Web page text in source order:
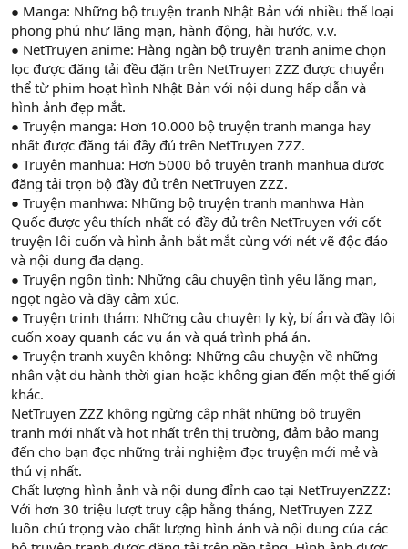
● Manga: Những bộ truyện tranh Nhật Bản với nhiều thể loại
phong phú như lãng mạn, hành động, hài hước, v.v.
● NetTruyen anime: Hàng ngàn bộ truyện tranh anime chọn
lọc được đăng tải đều đặn trên NetTruyen ZZZ được chuyển
thể từ phim hoạt hình Nhật Bản với nội dung hấp dẫn và
hình ảnh đẹp mắt.
● Truyện manga: Hơn 10.000 bộ truyện tranh manga hay
nhất được đăng tải đầy đủ trên NetTruyen ZZZ.
● Truyện manhua: Hơn 5000 bộ truyện tranh manhua được
đăng tải trọn bộ đầy đủ trên NetTruyen ZZZ.
● Truyện manhwa: Những bộ truyện tranh manhwa Hàn
Quốc được yêu thích nhất có đầy đủ trên NetTruyen với cốt
truyện lôi cuốn và hình ảnh bắt mắt cùng với nét vẽ độc đáo
và nội dung đa dạng.
● Truyện ngôn tình: Những câu chuyện tình yêu lãng mạn,
ngọt ngào và đầy cảm xúc.
● Truyện trinh thám: Những câu chuyện ly kỳ, bí ẩn và đầy lôi
cuốn xoay quanh các vụ án và quá trình phá án.
● Truyện tranh xuyên không: Những câu chuyện về những
nhân vật du hành thời gian hoặc không gian đến một thế giới
khác.
NetTruyen ZZZ không ngừng cập nhật những bộ truyện
tranh mới nhất và hot nhất trên thị trường, đảm bảo mang
đến cho bạn đọc những trải nghiệm đọc truyện mới mẻ và
thú vị nhất.
Chất lượng hình ảnh và nội dung đỉnh cao tại NetTruyenZZZ:
Với hơn 30 triệu lượt truy cập hằng tháng, NetTruyen ZZZ
luôn chú trọng vào chất lượng hình ảnh và nội dung của các